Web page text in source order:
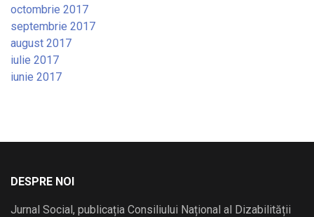
octombrie 2017
septembrie 2017
august 2017
iulie 2017
iunie 2017
DESPRE NOI
Jurnal Social, publicația Consiliului Național al Dizabilității